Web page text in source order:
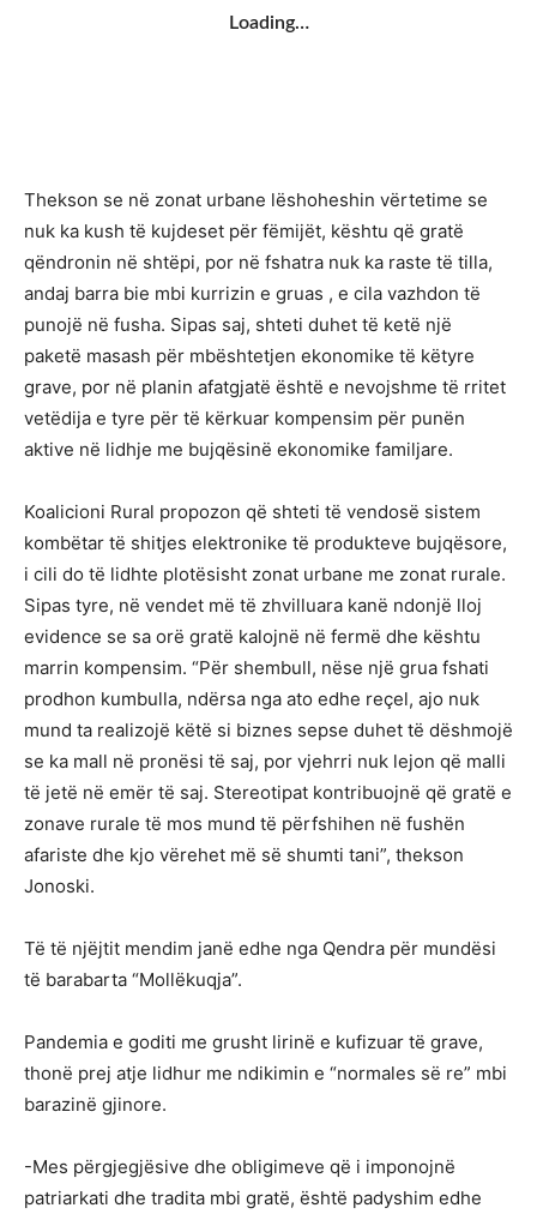
Loading…
Thekson se në zonat urbane lëshoheshin vërtetime se
nuk ka kush të kujdeset për fëmijët, kështu që gratë
qëndronin në shtëpi, por në fshatra nuk ka raste të tilla,
andaj barra bie mbi kurrizin e gruas , e cila vazhdon të
punojë në fusha. Sipas saj, shteti duhet të ketë një
paketë masash për mbështetjen ekonomike të këtyre
grave, por në planin afatgjatë është e nevojshme të rritet
vetëdija e tyre për të kërkuar kompensim për punën
aktive në lidhje me bujqësinë ekonomike familjare.
Koalicioni Rural propozon që shteti të vendosë sistem
kombëtar të shitjes elektronike të produkteve bujqësore,
i cili do të lidhte plotësisht zonat urbane me zonat rurale.
Sipas tyre, në vendet më të zhvilluara kanë ndonjë lloj
evidence se sa orë gratë kalojnë në fermë dhe kështu
marrin kompensim. “Për shembull, nëse një grua fshati
prodhon kumbulla, ndërsa nga ato edhe reçel, ajo nuk
mund ta realizojë këtë si biznes sepse duhet të dëshmojë
se ka mall në pronësi të saj, por vjehrri nuk lejon që malli
të jetë në emër të saj. Stereotipat kontribuojnë që gratë e
zonave rurale të mos mund të përfshihen në fushën
afariste dhe kjo vërehet më së shumti tani”, thekson
Jonoski.
Të të njëjtit mendim janë edhe nga Qendra për mundësi
të barabarta “Mollëkuqja”.
Pandemia e goditi me grusht lirinë e kufizuar të grave,
thonë prej atje lidhur me ndikimin e “normales së re” mbi
barazinë gjinore.
-Mes përgjegjësive dhe obligimeve që i imponojnë
patriarkati dhe tradita mbi gratë, është padyshim edhe